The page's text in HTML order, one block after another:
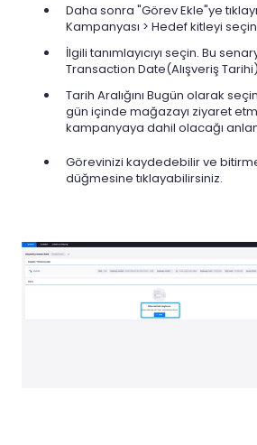
Daha sonra "Görev Ekle"ye
Kampanyası > Hedef kitleyi
İlgili tanımlayıcıyı seçin. Bu
Transaction Date(Alışveriş
Tarih Aralığını Bugün olarak
gün içinde mağazayı ziyaret
kampanyaya dahil olacağı
Görevinizi kaydedebilir ve
düğmesine tıklayabilirsiniz.